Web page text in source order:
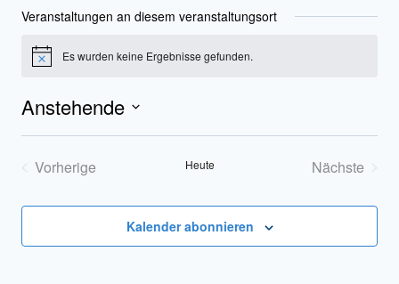
Veranstaltungen an diesem veranstaltungsort
HinweisEs wurden keine Ergebnisse gefunden.
Anstehende
Vorherige
Heute
Nächste
Kalender abonnieren